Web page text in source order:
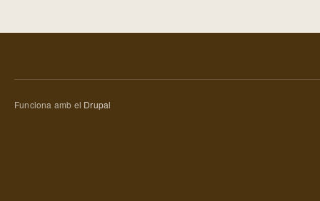
Funciona amb el Drupal